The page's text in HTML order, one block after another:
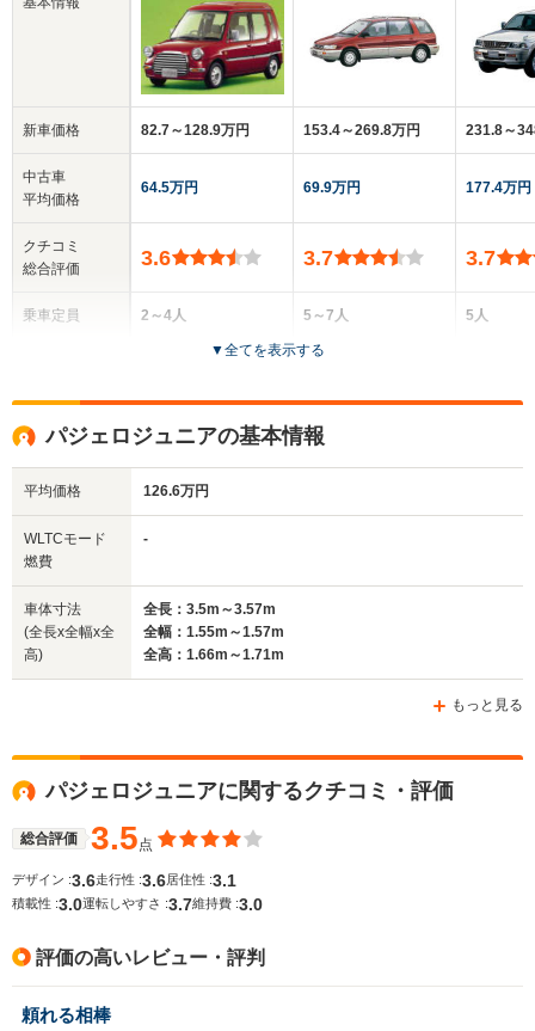
新車価格
中古車
平均価格
クチコミ
総合評価
乗車定員
サイズ
(全長x全幅x全高)
WLTCモード
燃費
82.7～128.9万円
64.5万円
3.6
2～4人
1.7m～1.73m
153.4～269.8万円
69.9万円
3.7
5～7人
5ドア
231.8～
177.4万円
3.7
5人
▼全てを表示する
パジェロジュニアの基本情報
平均価格 126.6万円
WLTCモード
燃費
-
車体寸法
(全長x全幅x全
高)
全長：3.5m～3.57m
全幅：1.55m～1.57m
全高：1.66m～1.71m
もっと見る
パジェロジュニアに関するクチコミ・評価
総合評価 3.5点
デザイン :3.6走行性 :3.6 居住性 :3.1
積載性 :3.0運転しやすさ :3.7維持費 :3.0
評価の高いレビュー・評判
頼れる相棒